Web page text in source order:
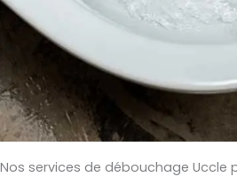
Nos services de débouchage Uccle